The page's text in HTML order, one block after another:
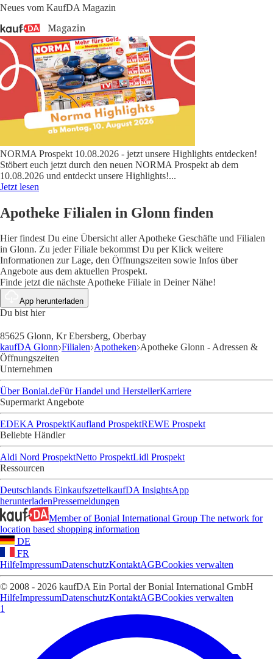
Neues vom KaufDA Magazin
NORMA Prospekt 10.08.2026 - jetzt unsere Highlights entdecken!
Stöbert euch jetzt durch den neuen NORMA Prospekt ab dem
10.08.2026 und entdeckt unsere Highlights!...
Jetzt lesen
Apotheke Filialen in Glonn finden
Hier findest Du eine Übersicht aller Apotheke Geschäfte und Filialen
in Glonn. Zu jeder Filiale bekommst Du per Klick weitere
Informationen zur Lage, den Öffnungszeiten sowie Infos über
Angebote aus dem aktuellen Prospekt.
Finde jetzt die nächste Apotheke Filiale in Deiner Nähe!
App herunterladen
Du bist hier
85625 Glonn, Kr Ebersberg, Oberbay
kaufDA Glonn Filialen Apotheken Apotheke Glonn - Adressen &
Öffnungszeiten
Unternehmen
Über Bonial.deFür Handel und HerstellerKarriere
Supermarkt Angebote
EDEKA ProspektKaufland ProspektREWE Prospekt
Beliebte Händler
Aldi Nord ProspektNetto ProspektLidl Prospekt
Ressourcen
Deutschlands EinkaufszettelkaufDA InsightsApp
herunterladenPressemeldungen
Member of Bonial International Group The network for
location based shopping information
DE
FR
HilfeImpressumDatenschutzKontaktAGBCookies verwalten
© 2008 - 2026 kaufDA Ein Portal der Bonial International GmbH
HilfeImpressumDatenschutzKontaktAGBCookies verwalten
1